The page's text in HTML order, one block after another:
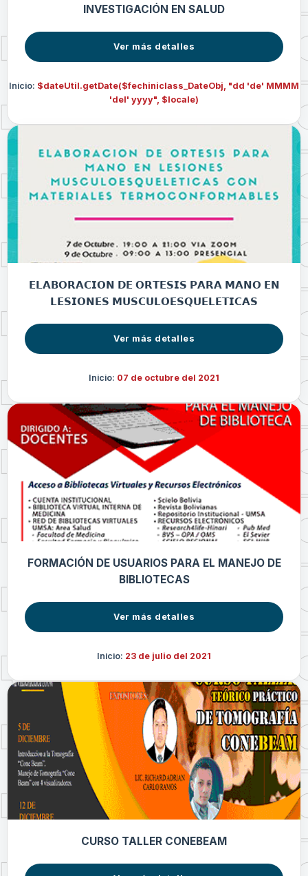
INVESTIGACIÓN EN SALUD
Ver más detalles
Inicio: $dateUtil.getDate($fechiniclass_DateObj, "dd 'de' MMMM
'del' yyyy", $locale)
𝗘𝗟𝗔𝗕𝗢𝗥𝗔𝗖𝗜𝗢𝗡 𝗗𝗘 𝗢𝗥𝗧𝗘𝗦𝗜𝗦 𝗣𝗔𝗥𝗔 𝗠𝗔𝗡𝗢 𝗘𝗡
𝗟𝗘𝗦𝗜𝗢𝗡𝗘𝗦 𝗠𝗨𝗦𝗖𝗨𝗟𝗢𝗘𝗦𝗤𝗨𝗘𝗟𝗘𝗧𝗜𝗖𝗔𝗦
Ver más detalles
Inicio: 07 de octubre del 2021
FORMACIÓN DE USUARIOS PARA EL MANEJO DE
BIBLIOTECAS
Ver más detalles
Inicio: 23 de julio del 2021
CURSO TALLER CONEBEAM